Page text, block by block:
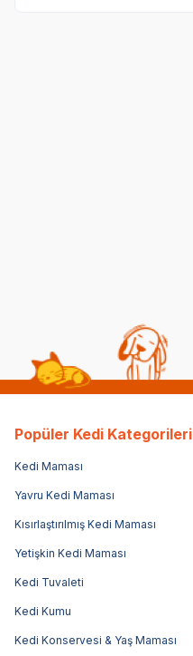
Popüler Kedi Kategorileri
Kedi Maması
Yavru Kedi Maması
Kısırlaştırılmış Kedi Maması
Yetişkin Kedi Maması
Kedi Tuvaleti
Kedi Kumu
Kedi Konservesi & Yaş Maması